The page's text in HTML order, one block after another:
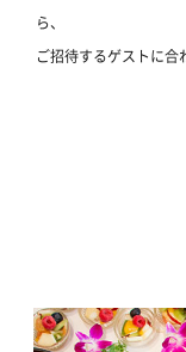
ら、
ご招待するゲストに合